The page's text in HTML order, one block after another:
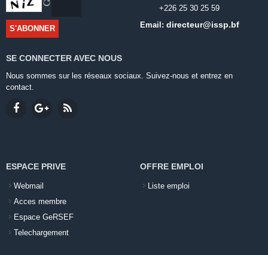
+226 25 30 25 59
Email: directeur@issp.bf
SE CONNECTER AVEC NOUS
Nous sommes sur les réseaux sociaux. Suivez-nous et entrez en
contact.
ESPACE PRIVE
Webmail
Acces membre
Espace GeRSEF
Telechargement
OFFRE EMPLOI
Liste emploi